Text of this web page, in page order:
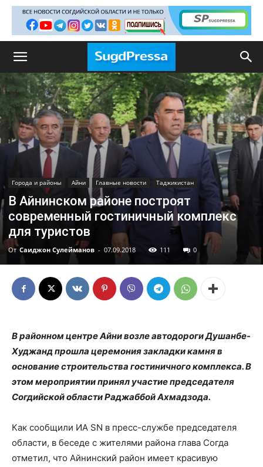
Города и районы Айни Главные новости Таджикистан
В Айнинском районе построят
современный гостиничный комплекс
для туристов
От Саиджон Сулейманов - 07.09.2018 111 0
В районном центре Айни возле автодороги Душанбе-
Худжанд прошла церемония закладки камня в
основание строительства гостиничного комплекса. В
этом мероприятии принял участие председателя
Согдийской области Раджаббой Ахмадзода.
Как сообщили ИА SN в пресс-службе председателя
области, в беседе с жителями района глава Согда
отметил, что Айнинский район имеет красивую